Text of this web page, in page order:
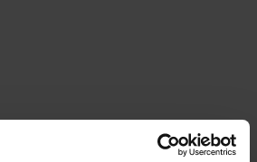
konstruerad för ultraprecis